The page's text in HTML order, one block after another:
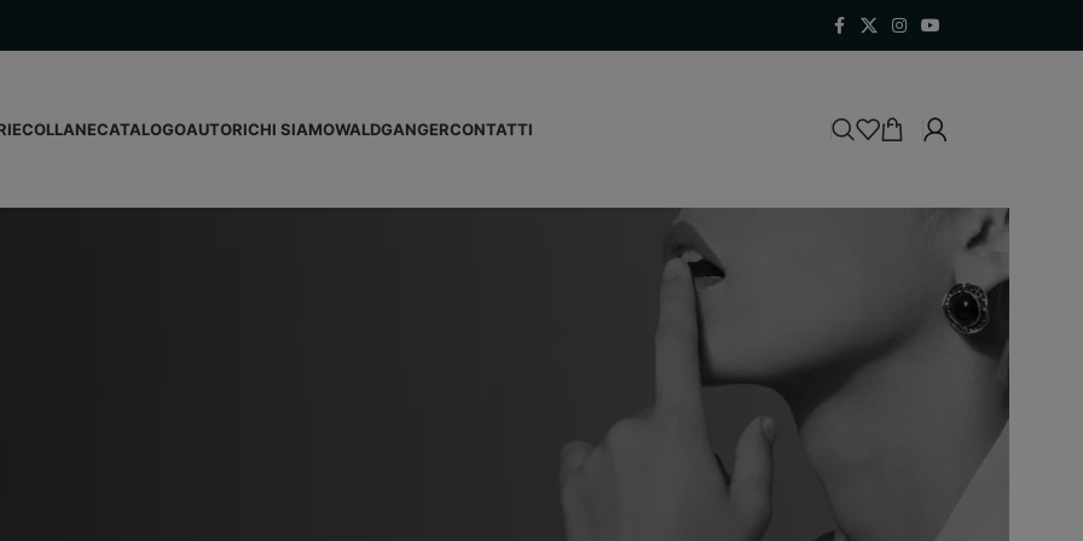
COLLANECATALOGOAUTORICHI SIAMOWALDGANGERCONTATTI